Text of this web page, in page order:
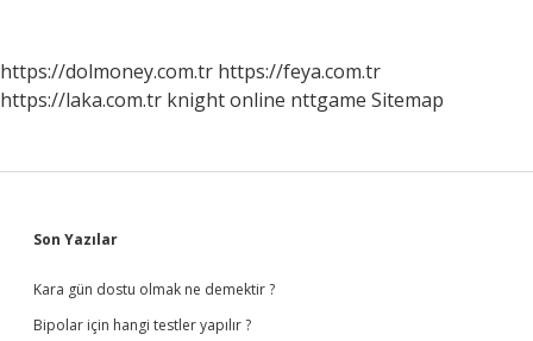
https://dolmoney.com.tr https://feya.com.tr
https://laka.com.tr knight online nttgame Sitemap
Sidebar
Son Yazılar
Kara gün dostu olmak ne demektir ?
Bipolar için hangi testler yapılır ?